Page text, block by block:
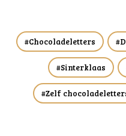
Chocoladeletters
Sinterklaas
Zelf